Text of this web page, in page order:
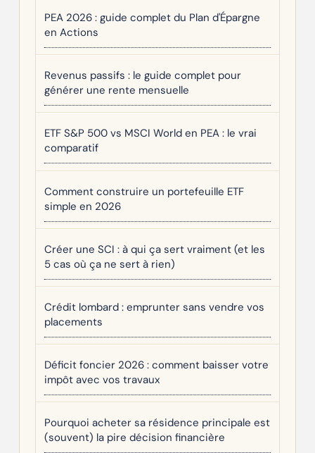
PEA 2026 : guide complet du Plan d'Épargne
en Actions
Revenus passifs : le guide complet pour
générer une rente mensuelle
ETF S&P 500 vs MSCI World en PEA : le vrai
comparatif
Comment construire un portefeuille ETF
simple en 2026
Créer une SCI : à qui ça sert vraiment (et les
5 cas où ça ne sert à rien)
Crédit lombard : emprunter sans vendre vos
placements
Déficit foncier 2026 : comment baisser votre
impôt avec vos travaux
Pourquoi acheter sa résidence principale est
(souvent) la pire décision financière